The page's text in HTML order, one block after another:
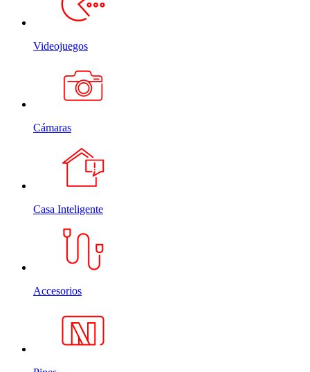
Videojuegos
Cámaras
Casa Inteligente
Accesorios